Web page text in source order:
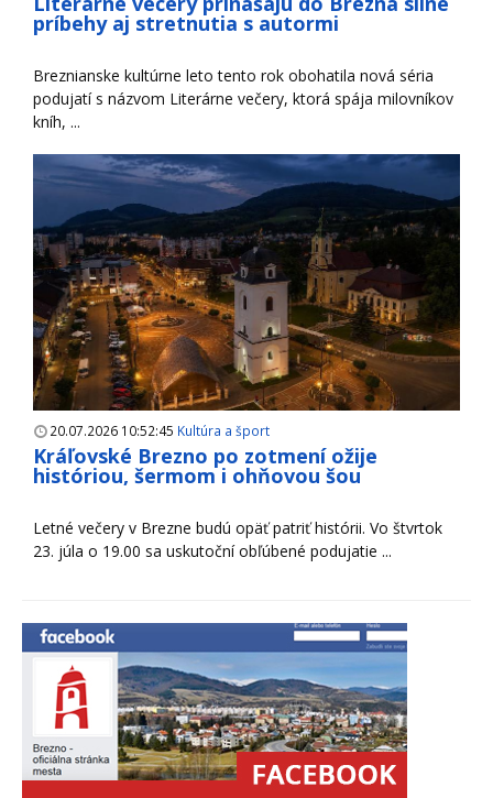
príbehy aj stretnutia s autormi
Breznianske kultúrne leto tento rok obohatila nová séria
podujatí s názvom Literárne večery, ktorá spája milovníkov
kníh, ...
20.07.2026 10:52:45 Kultúra a šport
Kráľovské Brezno po zotmení ožije
históriou, šermom i ohňovou šou
Letné večery v Brezne budú opäť patriť histórii. Vo štvrtok
23. júla o 19.00 sa uskutoční obľúbené podujatie ...